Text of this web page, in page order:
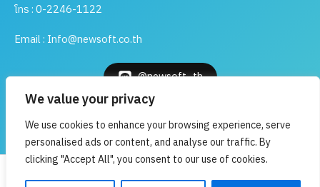
We value your privacy
We use cookies to enhance your browsing experience, serve
personalised ads or content, and analyse our traffic. By
clicking "Accept All", you consent to our use of cookies.
โทร : 0-2246-1122
Email : Info@newsoft.co.th
@newsoft_th
Book a Demo